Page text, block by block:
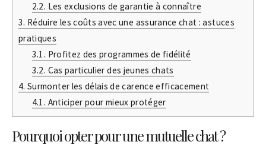
2.2. Les exclusions de garantie à connaître
3. Réduire les coûts avec une assurance chat : astuces
pratiques
3.1. Profitez des programmes de fidélité
3.2. Cas particulier des jeunes chats
4. Surmonter les délais de carence efficacement
4.1. Anticiper pour mieux protéger
Pourquoi opter pour une mutuelle chat ?